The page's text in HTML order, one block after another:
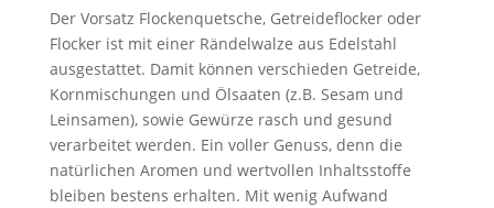
Der Vorsatz Flockenquetsche, Getreideflocker oder
Flocker ist mit einer Rändelwalze aus Edelstahl
ausgestattet. Damit können verschieden Getreide,
Kornmischungen und Ölsaaten (z.B. Sesam und
Leinsamen), sowie Gewürze rasch und gesund
verarbeitet werden. Ein voller Genuss, denn die
natürlichen Aromen und wertvollen Inhaltsstoffe
bleiben bestens erhalten. Mit wenig Aufwand